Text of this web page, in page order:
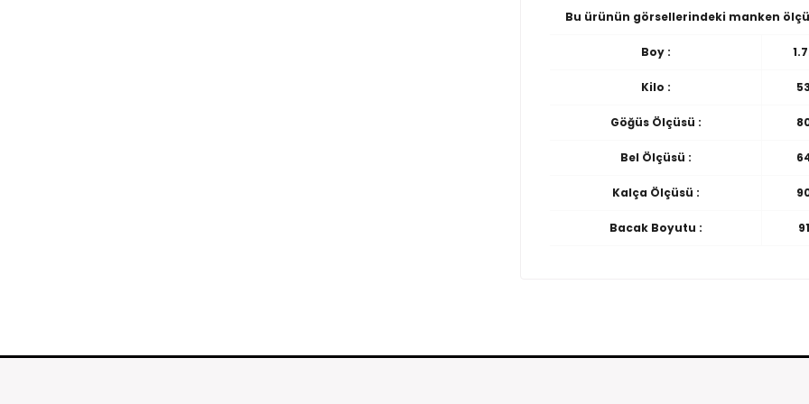
Bu ürünün görsellerindeki manken
Boy :
Kilo : 53
Göğüs Ölçüsü :
Bel Ölçüsü :
Kalça Ölçüsü :
Bacak Boyutu : 91